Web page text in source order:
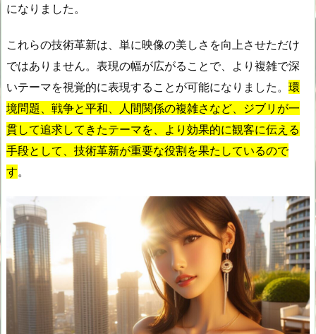
になりました。
これらの技術革新は、単に映像の美しさを向上させただけ
ではありません。表現の幅が広がることで、より複雑で深
いテーマを視覚的に表現することが可能になりました。 環
境問題、戦争と平和、人間関係の複雑さなど、ジブリが一
貫して追求してきたテーマを、より効果的に観客に伝える
手段として、技術革新が重要な役割を果たしているので
す。